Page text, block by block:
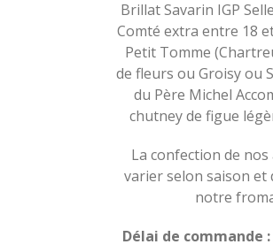
Brillat Savarin IGP
Comté extra entre 18
Petit Tomme
de fleurs ou Groisy ou
du Père Michel
chutney de figue
La confection de
varier selon saison et
notre
Délai de commande